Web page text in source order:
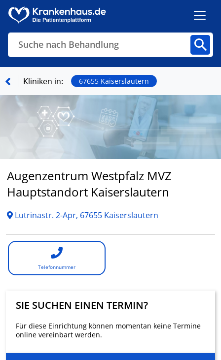
Suche nach Behandlung
Finden
Kliniken in: 67655 Kaiserslautern
Augenzentrum Westpfalz MVZ
Hauptstandort Kaiserslautern
Lutrinastr. 2-Apr, 67655 Kaiserslautern
Telefonnummer
SIE SUCHEN EINEN TERMIN?
Für diese Einrichtung können momentan keine Termine
online vereinbart werden.